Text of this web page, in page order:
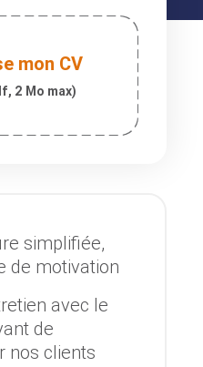
mon CV
2 Mo max)
simplifiée,
de motivation
avec le
de
nos clients